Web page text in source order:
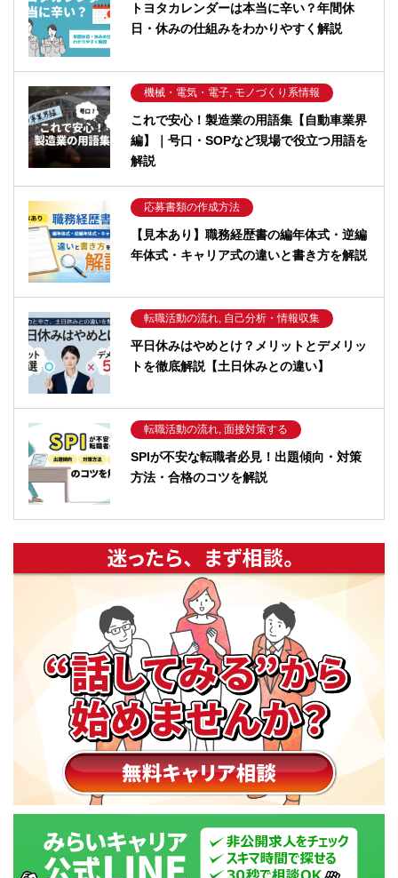
トヨタカレンダーは本当に辛い？年間休
日・休みの仕組みをわかりやすく解説
機械・電気・電子, モノづくり系情報
これで安心！製造業の用語集【自動車業界
編】｜号口・SOPなど現場で役立つ用語を
解説
応募書類の作成方法
【見本あり】職務経歴書の編年体式・逆編
年体式・キャリア式の違いと書き方を解説
転職活動の流れ, 自己分析・情報収集
平日休みはやめとけ？メリットとデメリッ
トを徹底解説【土日休みとの違い】
転職活動の流れ, 面接対策する
SPIが不安な転職者必見！出題傾向・対策
方法・合格のコツを解説